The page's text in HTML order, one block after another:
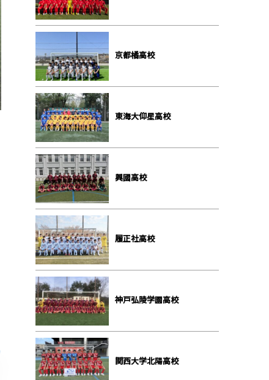
京都橘高校
東海大仰星高校
興國高校
履正社高校
神戸弘陵学園高校
関西大学北陽高校